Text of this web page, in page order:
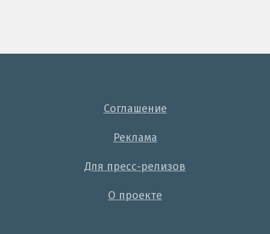
Соглашение
Реклама
Для пресс-релизов
О проекте